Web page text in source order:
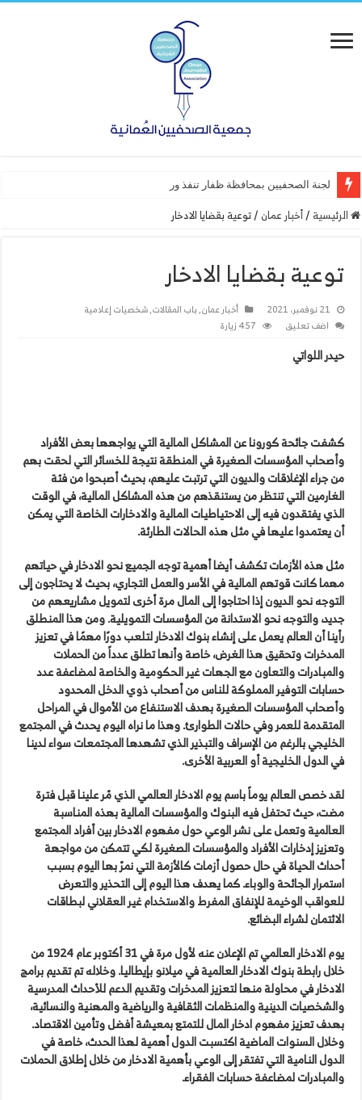
لجنة الصحفيين بمحافظة ظفار تنفذ ورشة عمل “أساسيات
الرئيسية /أخبار عمان /توعية بقضايا الادخار
توعية بقضايا الادخار
21 نوفمبر، 2021 أخبار عمان,باب المقالات,شخصيات إعلامية
اضف تعليق
457 زيارة
حيدر اللواتي
كشفت جائحة كورونا عن المشاكل المالية التي يواجهها بعض الأفراد
وأصحاب المؤسسات الصغيرة في المنطقة نتيجة للخسائر التي لحقت بهم
من جراء الإغلاقات والديون التي ترتبت عليهم، بحيث أصبحوا من فئة
الغارمين التي تنتظر من يستنقذهم من هذه المشاكل المالية، في الوقت
الذي يفتقدون فيه إلى الاحتياطيات المالية والادخارات الخاصة التي يمكن
أن يعتمدوا عليها في مثل هذه الحالات الطارئة.
مثل هذه الأزمات تكشف أيضا أهمية توجه الجميع نحو الادخار في حياتهم
مهما كانت قوتهم المالية في الأسر والعمل التجاري، بحيث لا يحتاجون إلى
التوجه نحو الديون إذا احتاجوا إلى المال مرة أخرى لتمويل مشاريعهم من
جديد، والتوجه نحو الاستدانة من المؤسسات التمويلية. ومن هذا المنطلق
رأينا أن العالم يعمل على إنشاء بنوك الادخار لتلعب دورًا مهمًا في تعزيز
المدخرات وتحقيق هذا الغرض، خاصة وأنها تطلق عدداً من الحملات
والمبادرات والتعاون مع الجهات غير الحكومية والخاصة لمضاعفة عدد
حسابات التوفير المملوكة للناس من أصحاب ذوي الدخل المحدود
وأصحاب المؤسسات الصغيرة بهدف الاستنفاع من الأموال في المراحل
المتقدمة للعمر وفي حالات الطوارئ. وهذا ما نراه اليوم يحدث في المجتمع
الخليجي بالرغم من الإسراف والتبذير الذي تشهدها المجتمعات سواء لدينا
في الدول الخليجية أو العربية الأخرى.
لقد خصص العالم يوماً باسم يوم الادخار العالمي الذي مّر علينا قبل فترة
مضت، حيث تحتفل فيه البنوك والمؤسسات المالية بهذه المناسبة
العالمية وتعمل على نشر الوعي حول مفهوم الادخار بين أفراد المجتمع
وتعزيز إدخارات الأفراد والمؤسسات الصغيرة لكي تتمكن من مواجهة
أحداث الحياة في حال حصول أزمات كالأزمة التي نمرّ بها اليوم بسبب
استمرار الجائحة والوباء. كما يهدف هذا اليوم إلى التحذير والتعرض
للعواقب الوخيمة للإنفاق المفرط والاستخدام غير العقلاني لبطاقات
الائتمان لشراء البضائع.
يوم الادخار العالمي تم الإعلان عنه لأول مرة في 31 أكتوبر عام 1924 من
خلال رابطة بنوك الادخار العالمية في ميلانو بإيطاليا. وخلاله تم تقديم برامج
الادخار في محاولة منها لتعزيز المدخرات وتقديم الدعم للأحداث المدرسية
والشخصيات الدينية والمنظمات الثقافية والرياضية والمهنية والنسائية،
بهدف تعزيز مفهوم ادخار المال للتمتع بمعيشة أفضل وتأمين الاقتصاد.
وخلال السنوات الماضية اكتسبت الدول أهمية لهذا الحدث، خاصة في
الدول النامية التي تفتقر إلى الوعي بأهمية الادخار من خلال إطلاق الحملات
والمبادرات لمضاعفة حسابات الفقراء.